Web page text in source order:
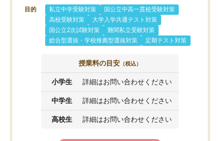
目的 私立中学受験対策
国公立中高一貫校受験対策
高校受験対策
大学入学共通テスト対策
国公立2次試験対策
難関私立受験対策
総合型選抜・学校推薦型選抜対策
定期テスト対策
授業料の目安 （税込）
小学生 詳細はお問い合わせください
中学生 詳細はお問い合わせください
高校生 詳細はお問い合わせください